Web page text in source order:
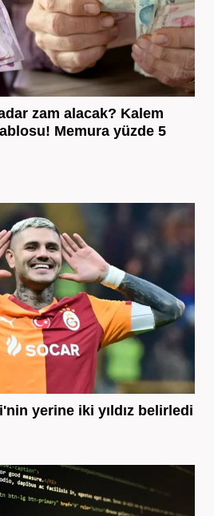
zam alacak? Kalem
Memura yüzde 5
yerine iki yıldız belirledi